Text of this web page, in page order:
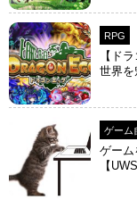
RPG
【ド
世界を
ゲーム
ゲーム
【